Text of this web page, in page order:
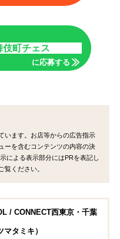
伎町チェス
に応募する
います。お店等からの広告指示
ーを含むコンテンツの内容の決
による表示部分にはPRを表記し
覧ください。
/ CONNECT西東京・千葉
タミキ）